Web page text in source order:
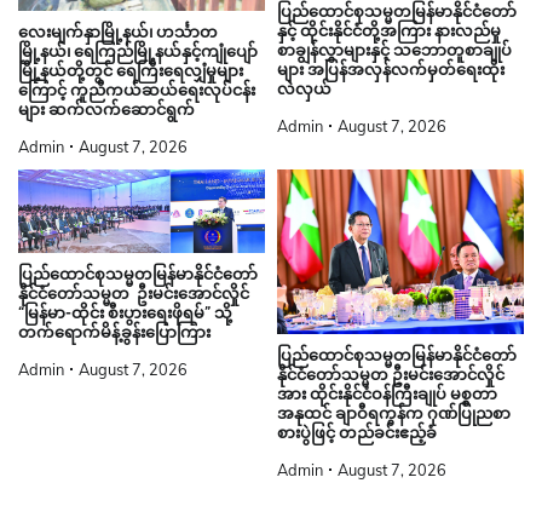
လေးမျက်နှာမြို့နယ်၊ ဟင်္သာတ
မြို့နယ်၊ ရေကြည်မြို့နယ်နှင့်ကျုံပျော်
မြို့နယ်တို့တွင် ရေကြီးရေလျှံမှုများ
ကြောင့် ကူညီကယ်ဆယ်ရေးလုပ်ငန်း
များ ဆက်လက်ဆောင်ရွက်
Admin August 7, 2026
ပြည်ထောင်စုသမ္မတမြန်မာနိုင်ငံတော်
နှင့် ထိုင်းနိုင်ငံတို့အကြား နားလည်မှု
စာချွန်လွှာများနှင့် သဘောတူစာချုပ်
များ အပြန်အလှန်လက်မှတ်ရေးထိုး
လဲလှယ်
Admin August 7, 2026
ပြည်ထောင်စုသမ္မတမြန်မာနိုင်ငံတော်
နိုင်ငံတော်သမ္မတ ဦးမင်းအောင်လှိုင်
“မြန်မာ-ထိုင်း စီးပွားရေးဖိုရမ်” သို့
တက်ရောက်မိန့်ခွန်းပြောကြား
Admin August 7, 2026
ပြည်ထောင်စုသမ္မတမြန်မာနိုင်ငံတော်
နိုင်ငံတော်သမ္မတ ဦးမင်းအောင်လှိုင်
အား ထိုင်းနိုင်ငံဝန်ကြီးချုပ် မစ္စတာ
အနုထင် ချာဝီရကွန်က ဂုဏ်ပြုညစာ
စားပွဲဖြင့် တည်ခင်းဧည့်ခံ
Admin August 7, 2026